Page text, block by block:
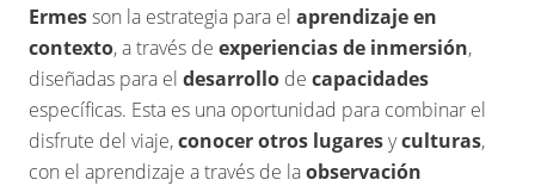
Ermesson la estrategia para el aprendizaje en
contexto, a través de experiencias de inmersión,
diseñadas para el desarrollo de capacidades
específicas. Esta es una oportunidad para combinar el
disfrute del viaje,conocer otros lugaresyculturas,
con el aprendizaje a través de laobservación